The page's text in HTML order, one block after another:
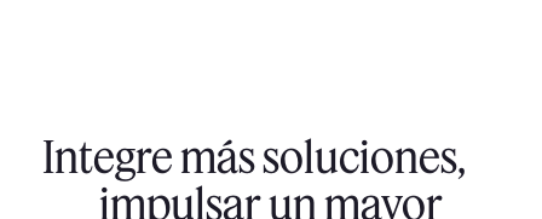
Integre más soluciones,
impulsar un mayor